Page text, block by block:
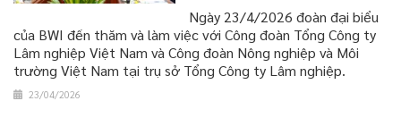
Ngày 23/4/2026 đoàn đại biểu
của BWI đến thăm và làm việc với Công đoàn Tổng Công ty
Lâm nghiệp Việt Nam và Công đoàn Nông nghiệp và Môi
trường Việt Nam tại trụ sở Tổng Công ty Lâm nghiệp.
23/04/2026